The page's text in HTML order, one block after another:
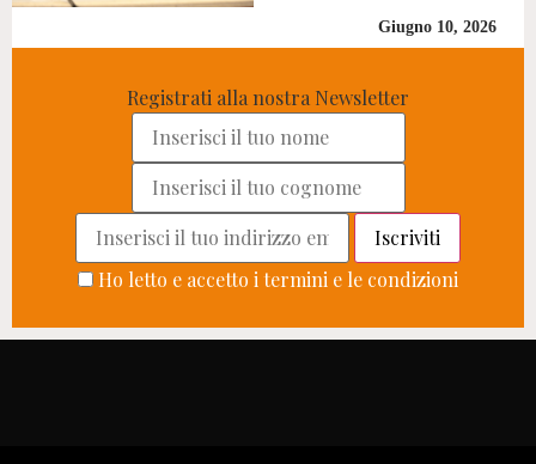
Giugno 10, 2026
Registrati alla nostra Newsletter
Ho letto e accetto i termini e le condizioni